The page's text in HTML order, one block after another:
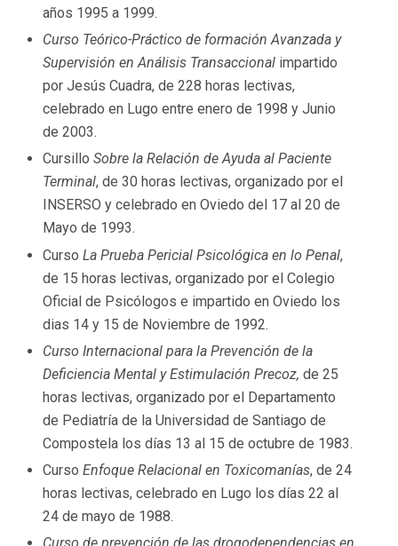
años 1995 a 1999.
Curso Teórico-Práctico de formación Avanzada y
Supervisión en Análisis Transaccional impartido
por Jesús Cuadra, de 228 horas lectivas,
celebrado en Lugo entre enero de 1998 y Junio
de 2003.
CursilloSobre la Relación de Ayuda al Paciente
Terminal, de 30 horas lectivas, organizado por el
INSERSO y celebrado en Oviedo del 17 al 20 de
Mayo de 1993.
CursoLa Prueba Pericial Psicológica en lo Penal,
de 15 horas lectivas, organizado por el Colegio
Oficial de Psicólogos e impartido en Oviedo los
dias 14 y 15 de Noviembre de 1992.
Curso Internacional para la Prevención de la
Deficiencia Mental y Estimulación Precoz,de 25
horas lectivas, organizado por el Departamento
de Pediatría de la Universidad de Santiago de
Compostela los días 13 al 15 de octubre de 1983.
CursoEnfoque Relacional en Toxicomanías, de 24
horas lectivas, celebrado en Lugo los días 22 al
24 de mayo de 1988.